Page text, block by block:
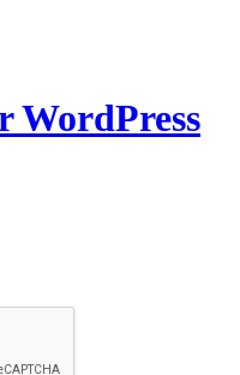
WordPress